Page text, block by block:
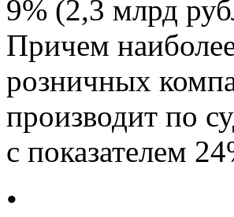
9% (2,3 млрд
Причем
розничных
производит по
с показателем
•